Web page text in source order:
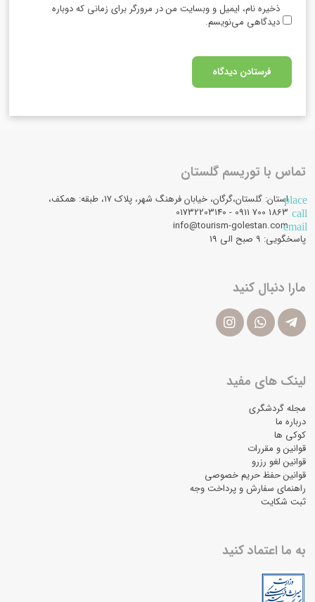
ذخیره نام، ایمیل و وبسایت من در مرورگر برای زمانی که دوباره
دیدگاهی می‌نویسم.
تماس با توریسم گلستان
placeاستان: گلستان،گرگان، خیابان فرهنگ شهر، پلاک 17، طبقه: همکف،
call
email
info@tourism-golestan.com
پاسخگویی: ۹ صبح الی 19
مارا دنبال کنید
لینک های مفید
مجله گردشگری
درباره ما
کوکی ها
قوانین و مقررات
قوانین لغو رزرو
قوانین حفظ حریم خصوصی
راهنمای سفارش و پرداخت وجه
ثبت شکایت
به ما اعتماد کنید